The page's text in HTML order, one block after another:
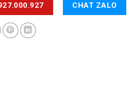
CHAT ZALO